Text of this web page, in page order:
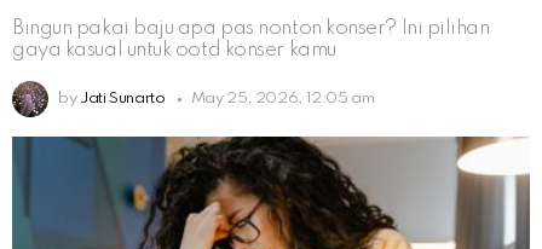
Bingun pakai baju apa pas nonton konser? Ini pilihan
gaya kasual untuk ootd konser kamu
by Jati Sunarto May 25, 2026, 12:05 am